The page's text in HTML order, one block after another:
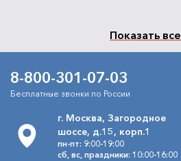
Показать все
8-800-301-07-03
Бесплатные звонки по России
г. Москва, Загородное
шоссе, д.15, корп.1
пн-пт: 9:00-19:00
сб, вс, праздники: 10:00-16:00